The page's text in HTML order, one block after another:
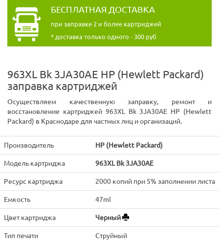
БЕСПЛАТНАЯ ДОСТАВКА
при заправке 2 и более картриджей
* доставка только одного - 300 руб
963XL Bk 3JA30AE HP (Hewlett Packard)
заправка картриджей
Осуществляем качественную заправку, ремонт и
восстановление картриджей 963XL Bk 3JA30AE HP (Hewlett
Packard) в Краснодаре для частных лиц и организаций.
Производитель HP (Hewlett Packard)
Модель картриджа 963XL Bk 3JA30AE
Ресурс картриджа 2000 копий при 5% заполнении листа
Емкость 47ml
Цвет картриджа Черный
Тип печати Струйный